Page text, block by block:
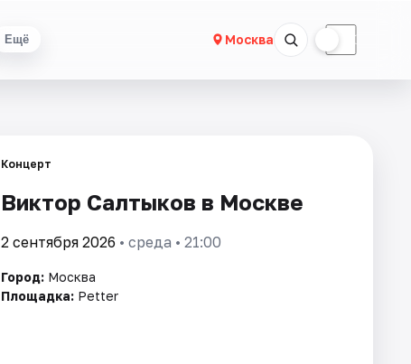
Ещё Москва ☾
Концерт
Виктор Салтыков в Москве
2 сентября 2026 • среда • 21:00
Город: Москва
Площадка: Petter